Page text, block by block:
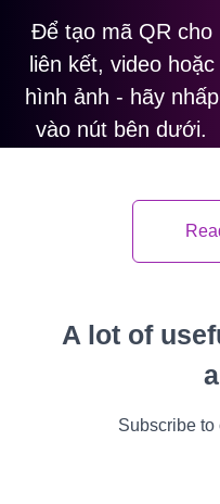
Để tạo mã QR cho
liên kết, video hoặc
hình ảnh - hãy nhấp
vào nút bên dưới.
Ivan Melnychuk
A lot of
Subscribe